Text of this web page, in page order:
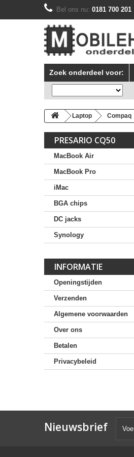
Bel ons nu: 0181 700 201
Zoek onderdeel voor:
Laptop Compaq
PRESARIO CQ50
MacBook Air
MacBook Pro
iMac
BGA chips
DC jacks
Synology
INFORMATIE
Openingstijden
Verzenden
Algemene voorwaarden
Over ons
Betalen
Privacybeleid
Nieuwsbrief